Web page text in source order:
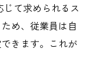
じて求められるス
め、従業員は自
きます。これが